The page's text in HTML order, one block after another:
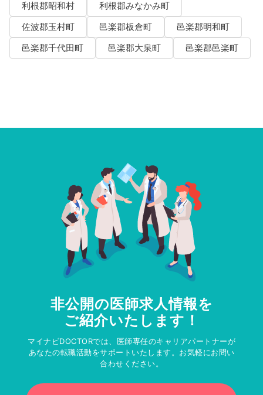
利根郡昭和村
利根郡みなかみ町
佐波郡玉村町
邑楽郡板倉町
邑楽郡明和町
邑楽郡千代田町
邑楽郡大泉町 邑楽郡邑楽町
非公開の医師求人情報を
ご紹介いたします！
マイナビDOCTORでは、医師専任のキャリアパートナーが
あなたの転職活動をサポートいたします。お気軽にお問い
合わせください。